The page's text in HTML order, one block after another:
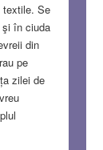
textile. Se
şi în ciuda
din
pe
zilei de